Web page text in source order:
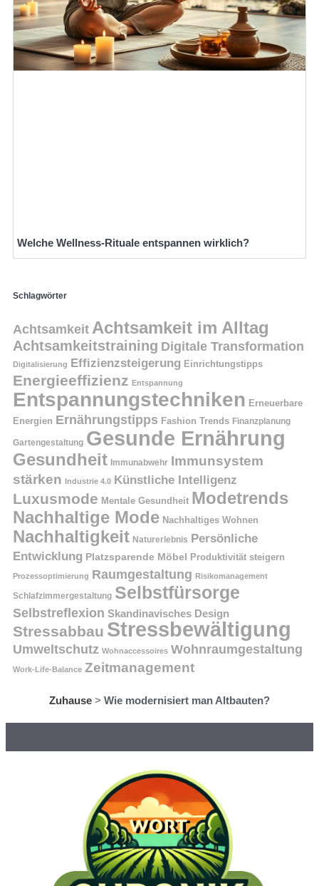
Welche Wellness-Rituale entspannen wirklich?
Schlagwörter
Achtsamkeit Achtsamkeit im Alltag
Achtsamkeitstraining Digitale Transformation
Digitalisierung Effizienzsteigerung Einrichtungstipps
Energieeffizienz Entspannung
Entspannungstechniken Erneuerbare
Energien Ernährungstipps Fashion Trends Finanzplanung
Gartengestaltung Gesunde Ernährung
Gesundheit Immunabwehr Immunsystem
stärken Industrie 4.0 Künstliche Intelligenz
Luxusmode Mentale Gesundheit Modetrends
Nachhaltige Mode Nachhaltiges Wohnen
Nachhaltigkeit Naturerlebnis Persönliche
Entwicklung Platzsparende Möbel Produktivität steigern
Prozessoptimierung Raumgestaltung Risikomanagement
Schlafzimmergestaltung Selbstfürsorge
Selbstreflexion Skandinavisches Design
Stressabbau Stressbewältigung
Umweltschutz Wohnaccessoires Wohnraumgestaltung
Work-Life-Balance Zeitmanagement
Zuhause > Wie modernisiert man Altbauten?